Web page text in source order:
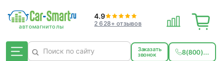
4.9
2 628+ отзывов
Заказать
звонок 8(800)...